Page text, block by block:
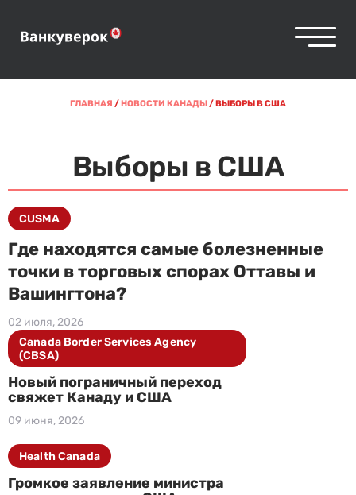
ГЛАВНАЯ /НОВОСТИ КАНАДЫ/ВЫБОРЫ В США
Выборы в США
Где находятся самые болезненные
точки в торговых спорах Оттавы и
Вашингтона?
02 июля, 2026
CUSMA
Новый пограничный переход
свяжет Канаду и США
09 июня, 2026
Canada Border Services Agency
(CBSA)
Громкое заявление министра
Health Canada